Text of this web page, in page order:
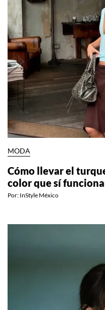
MODA
Cómo llevar el
color que sí
Por: InStyle México